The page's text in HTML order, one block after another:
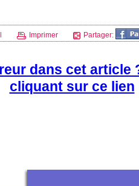
Imprimer Partager:
dans cet article
cliquant sur ce lien